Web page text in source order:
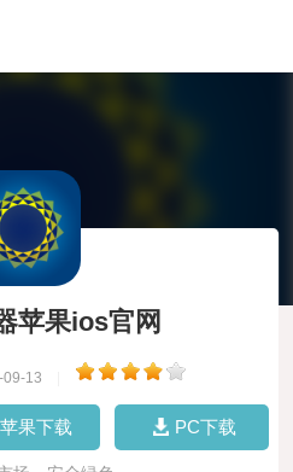
苹果ios官网
09-13
苹果下载 PC下载